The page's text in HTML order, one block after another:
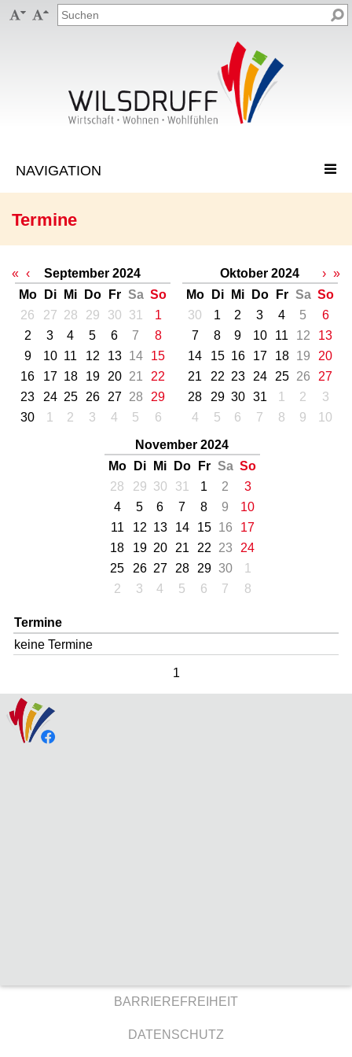
 
Termine
« ‹
September 2024
Mo
Di Mi Do Fr Sa So
26
27 28 29 30 31
1
2
3 4 5 6 7
8
9
10 11 12 13 14
15
16
17 18 19 20 21
22
23
24 25 26 27 28
29
30
1 2 3 4 5 6
Oktober 2024
Mo
Di Mi Do Fr Sa So
30
1 2 3 4 5
6
7
8 9 10 11 12
13
14
15 16 17 18 19
20
21
22 23 24 25 26
27
28
29 30 31 1 2
3
4
5 6 7 8 9 10
November 2024
Mo
Di Mi Do Fr Sa So
28
29 30 31 1 2
3
4
5 6 7 8 9
10
11
12 13 14 15 16
17
18
19 20 21 22 23
24
25
26 27 28 29 30
1
2
3 4 5 6 7 8
› »
Termine
keine Termine
1
BARRIEREFREIHEIT
DATENSCHUTZ